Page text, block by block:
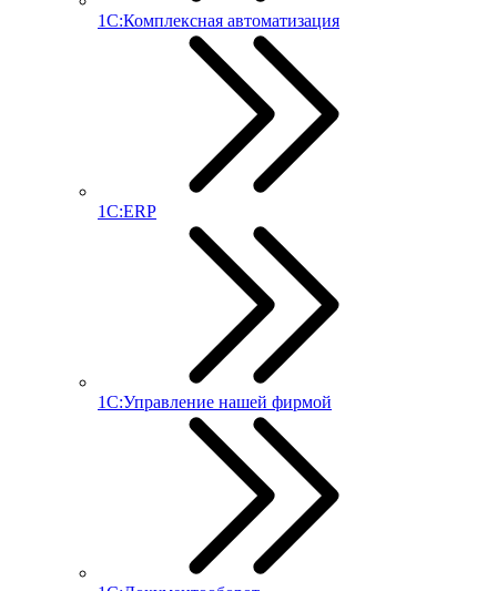
1С:Комплексная автоматизация
1С:ERP
1С:Управление нашей фирмой